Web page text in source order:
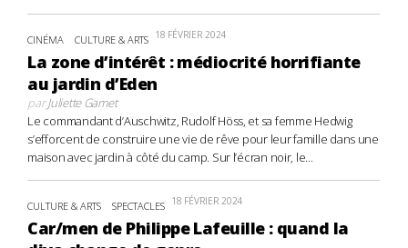
CINÉMA CULTURE & ARTS 18 FÉVRIER 2024
La zone d’intérêt : médiocrité horrifiante
au jardin d’Eden
parJuliette Gamet
Le commandant d’Auschwitz, Rudolf Höss, et sa femme Hedwig
s’efforcent de construire une vie de rêve pour leur famille dans une
maison avec jardin à côté du camp. Sur l’écran noir, le...
CULTURE & ARTS SPECTACLES 18 FÉVRIER 2024
Car/men de Philippe Lafeuille : quand la